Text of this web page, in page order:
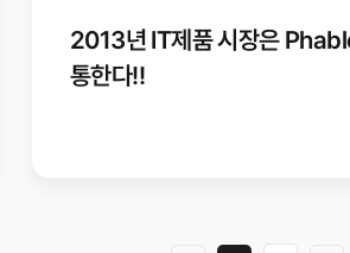
2013년 IT제품 시장은
통한다!!